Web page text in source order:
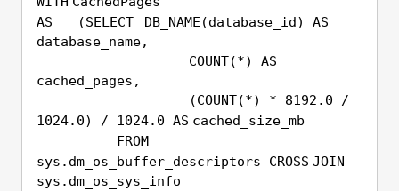
AS
(SELECT DB_NAME(database_id) AS
database_name,
COUNT(*) AS
cached_pages,
(COUNT(*) * 8192.0 /
1024.0) / 1024.0 AS cached_size_mb
FROM
sys.dm_os_buffer_descriptors CROSS JOIN
sys.dm_os_sys_info